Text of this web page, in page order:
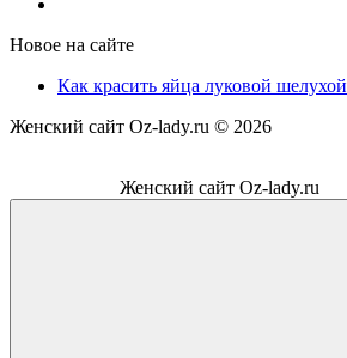
Новое на сайте
Как красить яйца луковой шелухой
Женский сайт Oz-lady.ru © 2026
Женский сайт Oz-lady.ru